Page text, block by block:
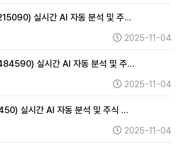
실시간 AI 자동 분석 및 주…
2025-11-04
실시간 AI 자동 분석 및 주…
2025-11-04
실시간 AI 자동 분석 및 주식 …
2025-11-04